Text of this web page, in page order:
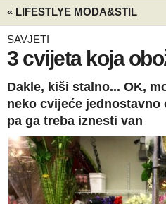
« LIFESTLYE MODA&STIL
SAVJETI
3 cvijeta koja
Dakle, kiši stalno... OK,
neko cvijeće jednostavno
pa ga treba iznesti van